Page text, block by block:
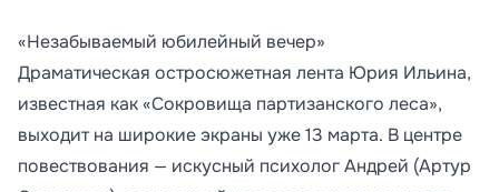
«Незабываемый юбилейный вечер»
Драматическая остросюжетная лента Юрия Ильина,
известная как «Сокровища партизанского леса»,
выходит на широкие экраны уже 13 марта. В центре
повествования — искусный психолог Андрей (Артур